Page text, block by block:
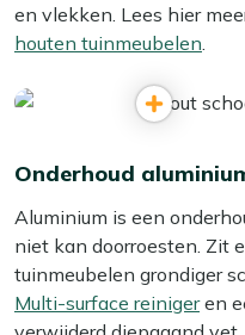
en vlekken. Lees hier
houten tuinmeubelen.
Onderhoud
Aluminium is een
niet kan doorroesten. Zit
tuinmeubelen grondiger
Multi-surface reinigeren